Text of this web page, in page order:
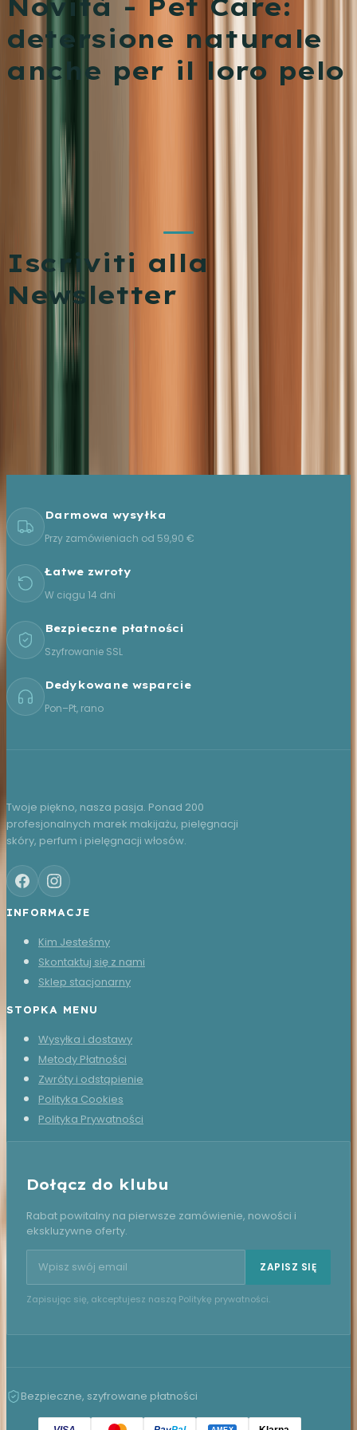
Novità - Pet Care:
detersione naturale
anche per il loro pelo
Iscriviti alla
Newsletter
Ricevi offerte esclusive e novità direttamente nella tua
casella email
Darmowa wysyłka
Przy zamówieniach od 59,90 €
Łatwe zwroty
W ciągu 14 dni
Bezpieczne płatności
Szyfrowanie SSL
Dedykowane wsparcie
Pon–Pt, rano
Twoje piękno, nasza pasja. Ponad 200
profesjonalnych marek makijażu, pielęgnacji
skóry, perfum i pielęgnacji włosów.
INFORMACJE
Kim Jesteśmy
Skontaktuj się z nami
Sklep stacjonarny
STOPKA MENU
Wysyłka i dostawy
Metody Płatności
Zwróty i odstąpienie
Polityka Cookies
Polityka Prywatności
Dołącz do klubu
Rabat powitalny na pierwsze zamówienie, nowości i
ekskluzywne oferty.
Adres email do newslettera ZAPISZ SIĘ
Zapisując się, akceptujesz naszą Politykę prywatności.
Bezpieczne, szyfrowane płatności